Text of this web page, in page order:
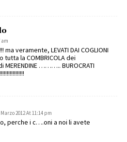
am
ma veramente, LEVATI DAI COGLIONI
la COMBRICOLA dei
MERENDINE ……….. BUROCRATI
2012 At 11:14 pm
perche i c….oni a noi li avete